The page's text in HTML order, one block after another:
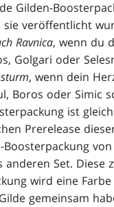
Gilden-
sie veröffentlicht
Ravnica, wenn du
Golgari oder
, wenn dein
Boros oder Simic
ist
Prerelease
Boosterpackung
anderen Set. Diese
wird eine
gemeinsam